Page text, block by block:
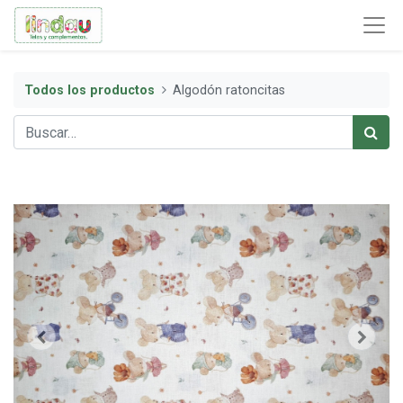
Todos los productos Algodón ratoncitas